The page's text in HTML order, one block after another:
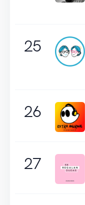
25
26
27